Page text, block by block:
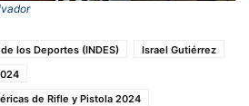
los Deportes (INDES)
Israel Gutiérrez
de Rifle y Pistola 2024